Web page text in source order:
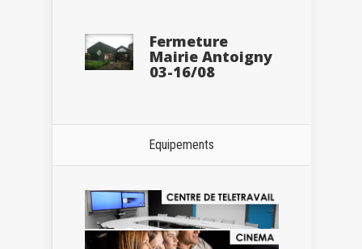
Fermeture
Mairie Antoigny
03-16/08
Equipements